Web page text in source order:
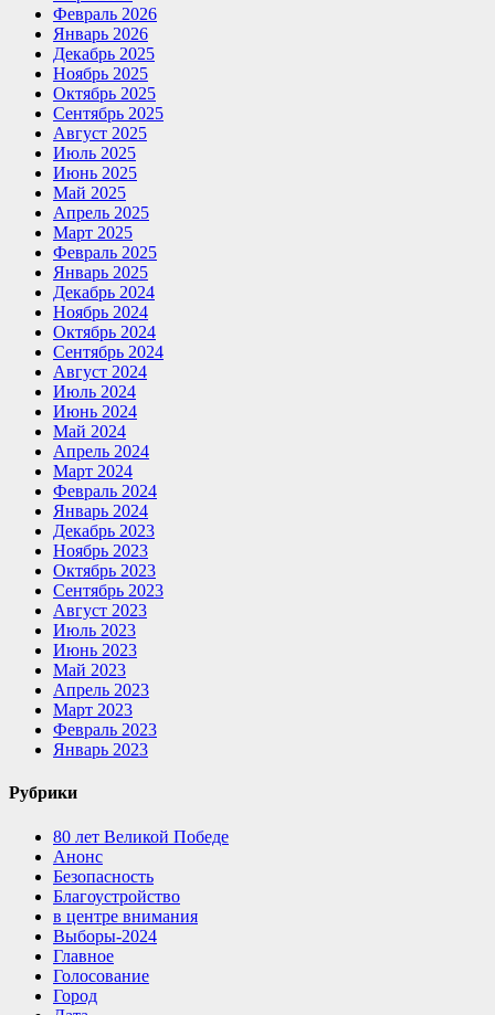
Февраль 2026
Январь 2026
Декабрь 2025
Ноябрь 2025
Октябрь 2025
Сентябрь 2025
Август 2025
Июль 2025
Июнь 2025
Май 2025
Апрель 2025
Март 2025
Февраль 2025
Январь 2025
Декабрь 2024
Ноябрь 2024
Октябрь 2024
Сентябрь 2024
Август 2024
Июль 2024
Июнь 2024
Май 2024
Апрель 2024
Март 2024
Февраль 2024
Январь 2024
Декабрь 2023
Ноябрь 2023
Октябрь 2023
Сентябрь 2023
Август 2023
Июль 2023
Июнь 2023
Май 2023
Апрель 2023
Март 2023
Февраль 2023
Январь 2023
Рубрики
80 лет Великой Победе
Анонс
Безопасность
Благоустройство
в центре внимания
Выборы-2024
Главное
Голосование
Город